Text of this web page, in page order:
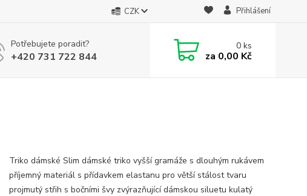
CZK Přihlášení
Potřebujete poradit?
+420 731 722 844
0ks
za 0,00 Kč
Triko dámské Slim dámské triko vyšší gramáže s dlouhým rukávem
příjemný materiál s přídavkem elastanu pro větší stálost tvaru
projmutý střih s bočními švy zvýrazňující dámskou siluetu kulatý